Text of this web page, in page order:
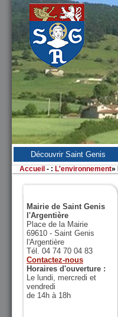
Découvrir Saint Genis
Accueil - : L'environnement»
Mairie de Saint Genis
l'Argentière
Place de la Mairie
69610 - Saint Genis
l'Argentière
Tél. 04 74 70 04 83
Contactez-nous
Horaires d'ouverture :
Le lundi, mercredi et
vendredi
de 14h à 18h